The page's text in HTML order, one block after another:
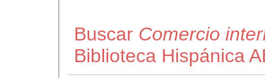
Buscar Comercio
Biblioteca Hispánica